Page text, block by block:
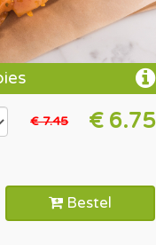
€ 7.45 € 6.75
Bestel